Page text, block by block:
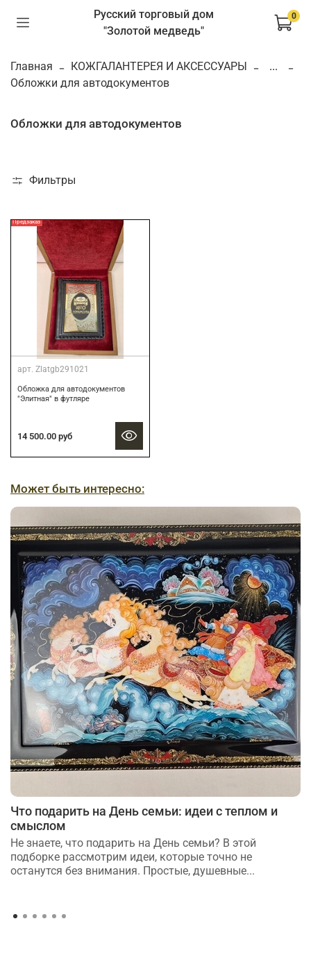
Русский торговый дом
"Золотой медведь"
0
Главная КОЖГАЛАНТЕРЕЯ И АКСЕССУАРЫ
...
Обложки для автодокументов
Обложки для автодокументов
Фильтры
Предзаказ
арт. Zlatgb291021
Обложка для автодокументов
"Элитная" в футляре
14 500.00 руб
Может быть интересно:
Что подарить на День семьи: идеи с теплом и
смыслом
Не знаете, что подарить на День семьи? В этой
подборке рассмотрим идеи, которые точно не
останутся без внимания. Простые, душевные...